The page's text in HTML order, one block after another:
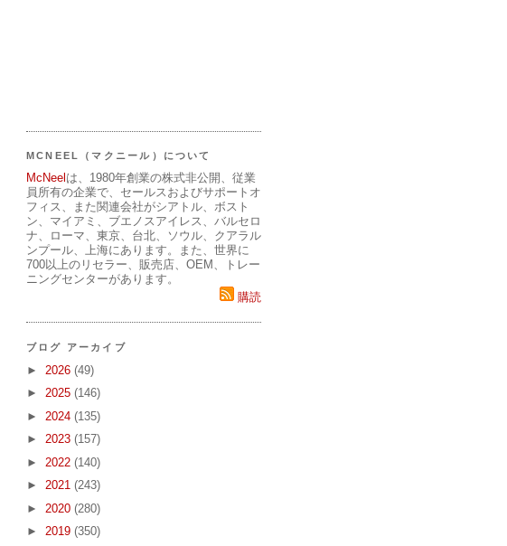
MCNEEL（マクニール）について
McNeelは、1980年創業の株式非公開、従業
員所有の企業で、セールスおよびサポートオ
フィス、また関連会社がシアトル、ボスト
ン、マイアミ、ブエノスアイレス、バルセロ
ナ、ローマ、東京、台北、ソウル、クアラル
ンプール、上海にあります。また、世界に
700以上のリセラー、販売店、OEM、トレー
ニングセンターがあります。
購読
ブログ アーカイブ
► 2026 (49)
► 2025 (146)
► 2024 (135)
► 2023 (157)
► 2022 (140)
► 2021 (243)
► 2020 (280)
► 2019 (350)